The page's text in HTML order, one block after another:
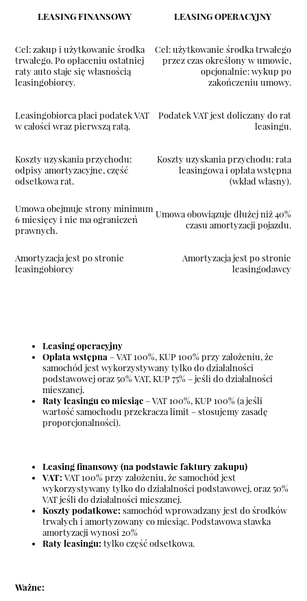
LEASING FINANSOWY LEASING OPERACYJNY
Cel: zakup i użytkowanie środka
trwałego. Po opłaceniu ostatniej
raty auto staje się własnością
leasingobiorcy.
Cel: użytkowanie środka trwałego
przez czas określony w umowie,
opcjonalnie: wykup po
zakończeniu umowy.
Leasingobiorca płaci podatek VAT
w całości wraz pierwszą ratą.
Podatek VAT jest doliczany do rat
leasingu.
Koszty uzyskania przychodu:
odpisy amortyzacyjne, część
odsetkowa rat.
Koszty uzyskania przychodu: rata
leasingowa i opłata wstępna
(wkład własny).
Umowa obejmuje strony minimum
6 miesięcy i nie ma ograniczeń
prawnych.
Umowa obowiązuje dłużej niż 40%
czasu amortyzacji pojazdu.
Amortyzacja jest po stronie
leasingobiorcy
Amortyzacja jest po stronie
leasingodawcy
Leasing operacyjny
Opłata wstępna – VAT 100%, KUP 100% przy założeniu, że
samochód jest wykorzystywany tylko do działalności
podstawowej oraz 50% VAT, KUP 75% – jeśli do działalności
mieszanej.
Raty leasingu co miesiąc– VAT 100%, KUP 100% (a jeśli
wartość samochodu przekracza limit – stosujemy zasadę
proporcjonalności).
Leasing finansowy (na podstawie faktury zakupu)
VAT:VAT 100% przy założeniu, że samochód jest
wykorzystywany tylko do działalności podstawowej, oraz 50%
VAT jeśli do działalności mieszanej.
Koszty podatkowe:samochód wprowadzany jest do środków
trwałych i amortyzowany co miesiąc. Podstawowa stawka
amortyzacji wynosi 20%
Raty leasingu: tylko część odsetkowa.
Ważne: